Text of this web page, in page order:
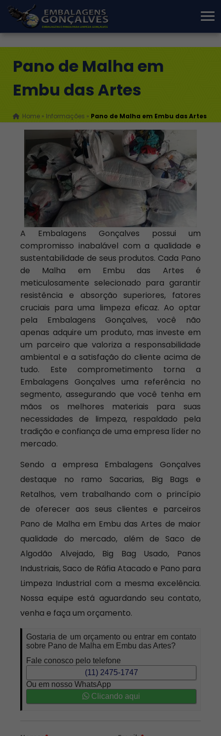
Pano de Malha em
Embu das Artes
Home » Informações » Pano de Malha em Embu das Artes
A Embalagens Gonçalves possui um
compromisso inabalável com a qualidade e
sustentabilidade de seus produtos. Cada Pano
de Malha em Embu das Artes é
meticulosamente selecionado para garantir
resistência e absorção superiores, fatores
cruciais para uma limpeza eficaz. Ao optar
pela Embalagens Gonçalves, você não
apenas adquire um produto, mas investe em
um parceiro que valoriza a responsabilidade
ambiental e a satisfação do cliente acima de
tudo. Este comprometimento torna a
Embalagens Gonçalves uma referência no
segmento, assegurando que você tenha em
mãos os melhores materiais para suas
necessidades de limpeza, respaldado pela
tradição e confiança de uma empresa líder no
mercado.
Sendo a empresa Embalagens Gonçalves
destaque no ramo Sacarias, Big Bags e
Retalhos, vem trabalhando com o princípio
de oferecer aos seus clientes e parceiros
Pano de Malha em Embu das Artes de maior
qualidade do mercado, além de Saco de
Algodão Alvejado, Big Bag Usado, Panos
Industriais, Saco de Ráfia Atacado e Pano para
Limpeza Industrial com a mesma excelência.
Nossa equipe está aguardando seu contato,
venha e faça um orçamento.
Gostaria de um orçamento ou entrar em contato
sobre Pano de Malha em Embu das Artes?
Fale conosco pelo telefone
(11) 2475-1747
Ou em nosso WhatsApp
Clicando aqui